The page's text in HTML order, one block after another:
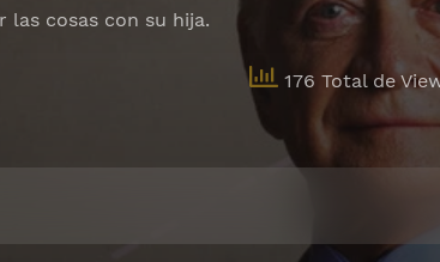
las cosas con su hija.
176 Total de